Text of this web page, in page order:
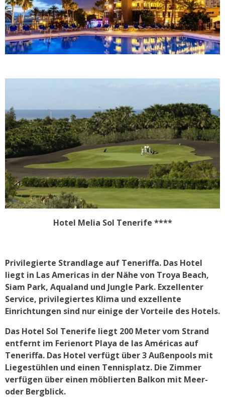
Hotel Melia Sol Tenerife ****
Privilegierte Strandlage auf Teneriffa. Das Hotel
liegt in Las Americas in der Nähe von Troya Beach,
Siam Park, Aqualand und Jungle Park. Exzellenter
Service, privilegiertes Klima und exzellente
Einrichtungen sind nur einige der Vorteile des Hotels.
Das Hotel Sol Tenerife liegt 200 Meter vom Strand
entfernt im Ferienort Playa de las Américas auf
Teneriffa. Das Hotel verfügt über 3 Außenpools mit
Liegestühlen und einen Tennisplatz. Die Zimmer
verfügen über einen möblierten Balkon mit Meer-
oder Bergblick.